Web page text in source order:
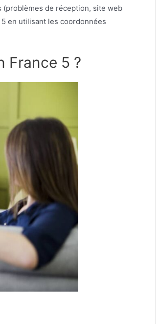
de réception, site web
en utilisant les coordonnées
France 5 ?